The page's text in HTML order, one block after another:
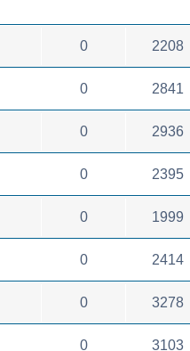
0 2208
0 2841
0 2936
0 2395
0 1999
0 2414
0 3278
0 3103